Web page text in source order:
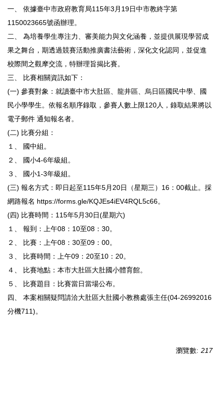
一、 依據臺中市政府教育局115年3月19日中市教終字第
1150023665號函辦理。
二、 為培養學生專注力、審美能力與文化涵養，並提供展現學習成
果之舞台，期透過競賽活動推廣書法藝術，深化文化認同，並促進
校際間之觀摩交流，特辦理旨揭比賽。
三、 比賽相關資訊如下：
(一) 參賽對象：就讀臺中市大肚區、龍井區、烏日區國民中學、國
民小學學生。依報名順序錄取，參賽人數上限120人，錄取結果將以
電子郵件 通知報名者。
(二) 比賽分組：
１、 國中組。
２、 國小4-6年級組。
３、 國小1-3年級組。
(三) 報名方式：即日起至115年5月20日（星期三）16：00截止。採
網路報名 https://forms.gle/KQJEs4iEV4RQL5c66。
(四) 比賽時間：115年5月30日(星期六)
１、 報到：上午08：10至08：30。
２、 比賽：上午08：30至09：00。
３、 比賽時間：上午09：20至10：20。
４、 比賽地點：本市大肚區大肚國小體育館。
５、 比賽題目：比賽當日當場公布。
四、 本案相關疑問請洽大肚區大肚國小教務處張主任(04-26992016
分機711)。
瀏覽數: 217